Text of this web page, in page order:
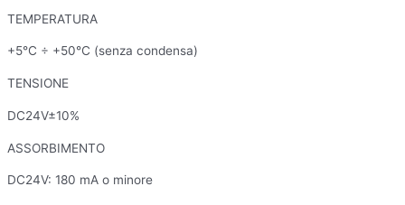
TEMPERATURA
+5°C ÷ +50°C (senza condensa)
TENSIONE
DC24V±10%
ASSORBIMENTO
DC24V: 180 mA o minore